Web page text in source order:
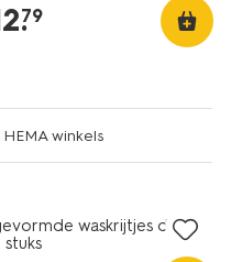
.
79
winkels
waskrijtjes dino -
stuks